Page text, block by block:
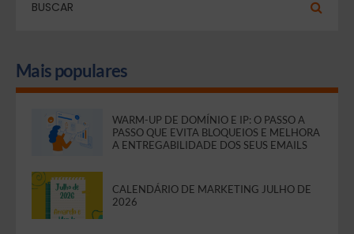
Mais populares
WARM-UP DE DOMÍNIO E IP: O PASSO A
PASSO QUE EVITA BLOQUEIOS E MELHORA
A ENTREGABILIDADE DOS SEUS EMAILS
CALENDÁRIO DE MARKETING JULHO DE
2026